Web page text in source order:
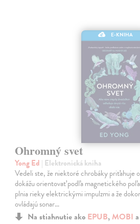
E-KNIHA
Ohromný svet
Yong Ed | Elektronická kniha
Vedeli ste, že niektoré chrobáky priťahuje
dokážu orientovať podľa magnetického
plnia rieky elektrickými impulzmi a že
ovládajú sonar…
Na stiahnutie ako EPUB, MOBI a